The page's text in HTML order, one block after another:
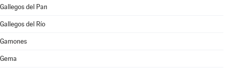
Gallegos del Pan
Gallegos del Río
Gamones
Gema